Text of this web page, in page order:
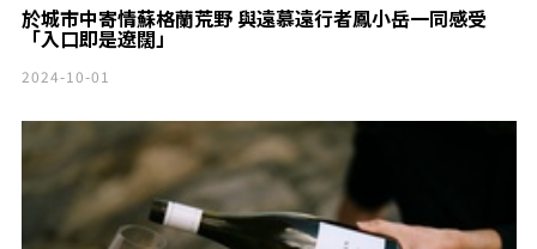
於城市中寄情蘇格蘭荒野 與遠慕遠行者鳳小岳一同感受
「入口即是遼闊」
2024-10-01